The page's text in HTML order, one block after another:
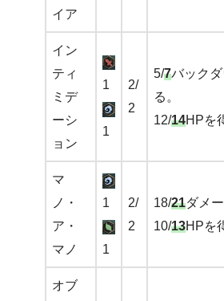
イア
イン
ティ
ミデ
ーシ
ョン
1
1
2/
2
5/7バック
る。
12/14HPを
マ
ノ・
ア・
マノ
1
1
2/
2
18/21ダメ
10/13HPを
オブ